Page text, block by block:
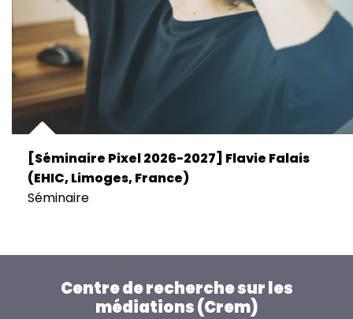
[Séminaire Pixel 2026-2027] Flavie Falais
(EHIC, Limoges, France)
Séminaire
Centre de recherche sur les
médiations (Crem)